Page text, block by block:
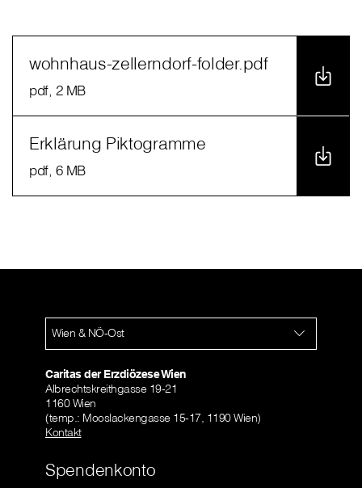
wohnhaus-zellerndorf-folder.pdf
pdf, 2 MB
Erklärung Piktogramme
pdf, 6 MB
Wien & NÖ-Ost
Caritas der Erzdiözese Wien
Albrechtskreithgasse 19-21
1160 Wien
(temp.: Mooslackengasse 15-17, 1190 Wien)
Kontakt
Spendenkonto